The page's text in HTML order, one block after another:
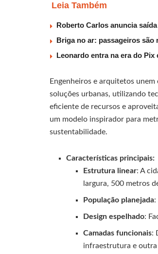
Leia Também
Roberto Carlos anuncia
Briga no ar: passageiros são
Leonardo entra na era do
Engenheiros e arquitetos
soluções urbanas, utilizando
eficiente de recursos e
um modelo inspirador para
sustentabilidade.
Características principais:
Estrutura linear: A
largura, 500 metros
População planejada:
Design espelhado:
Camadas funcionais:
infraestrutura e